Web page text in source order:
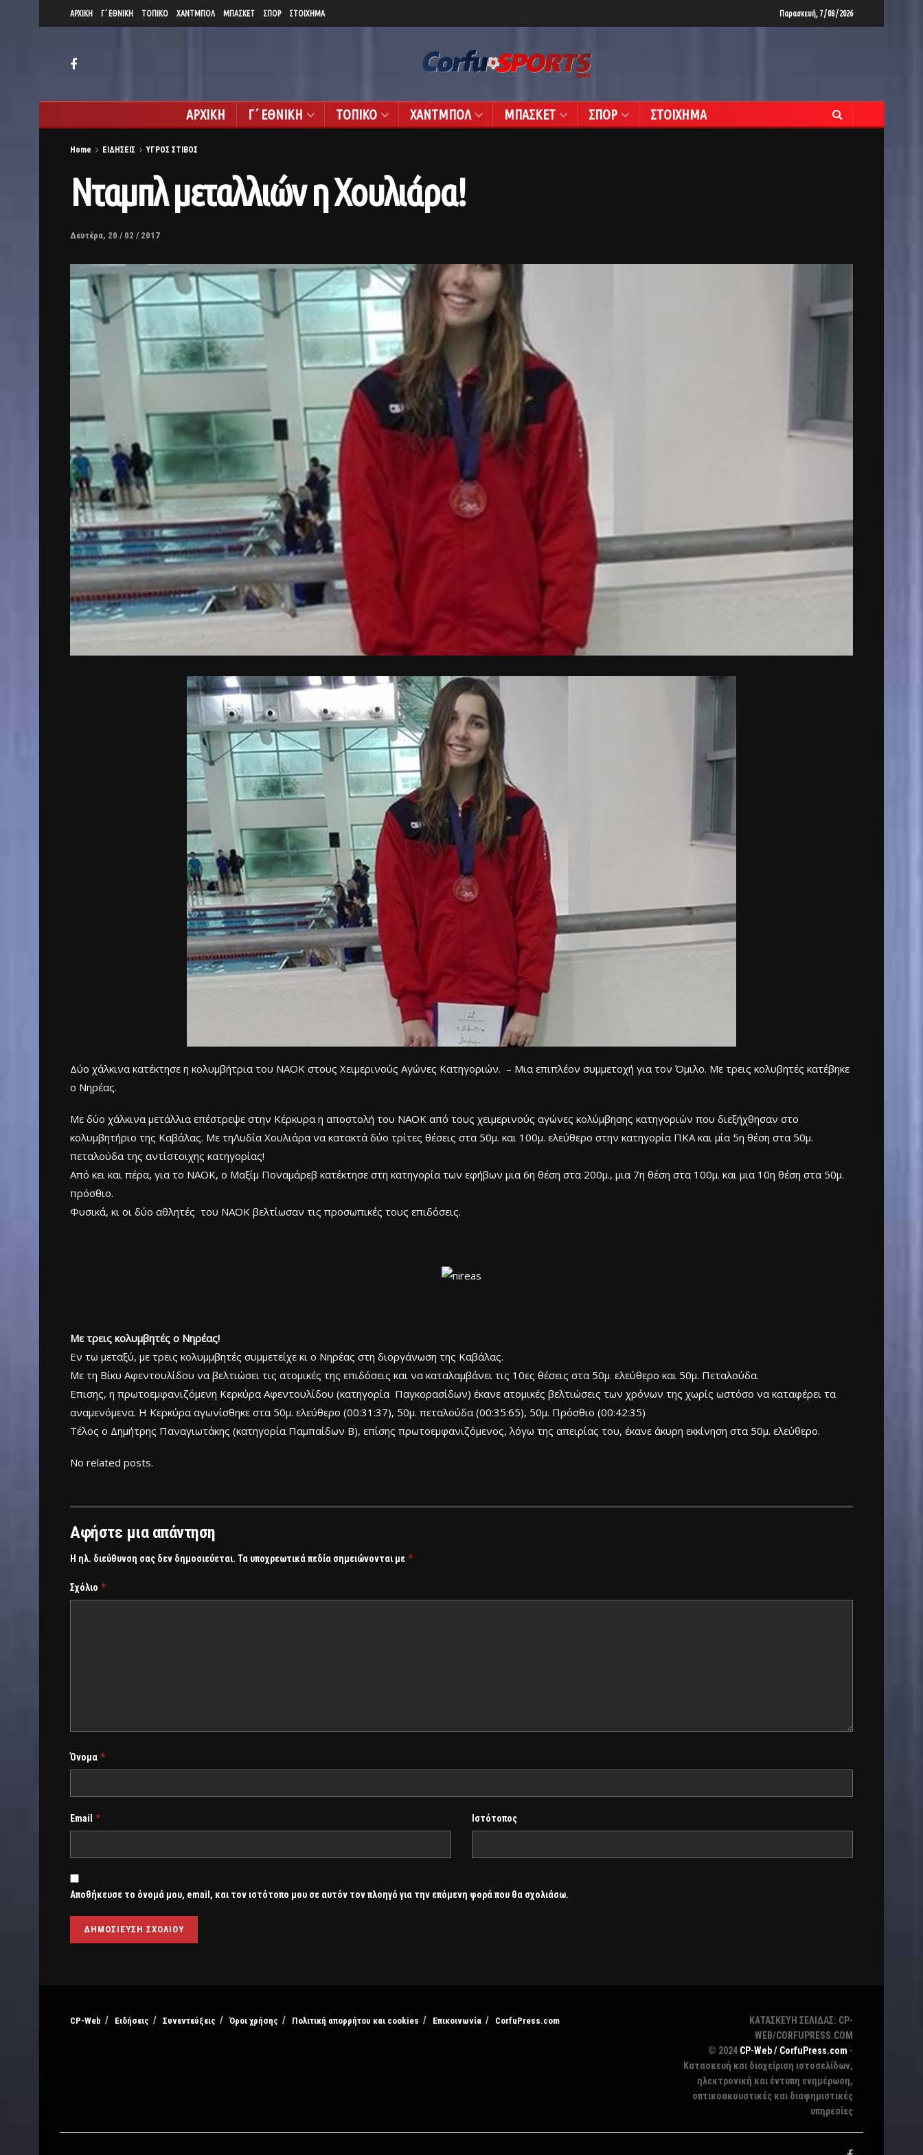
ΑΡΧΙΚΗ Γ΄ ΕΘΝΙΚΗ ΤΟΠΙΚΟ ΧΑΝΤΜΠΟΛ ΜΠΑΣΚΕΤ ΣΠΟΡ ΣΤΟΙΧΗΜΑ Παρασκευή, 7 / 08 / 2026
ΑΡΧΙΚΗ Γ΄ ΕΘΝΙΚΗ ΤΟΠΙΚΟ ΧΑΝΤΜΠΟΛ ΜΠΑΣΚΕΤ ΣΠΟΡ ΣΤΟΙΧΗΜΑ
Home ΕΙΔΗΣΕΙΣ ΥΓΡΟΣ ΣΤΙΒΟΣ
Νταμπλ μεταλλιών η Χουλιάρα!
Δευτέρα, 20 / 02 / 2017
Δύο χάλκινα κατέκτησε η κολυμβήτρια του ΝΑΟΚ στους Χειμερινούς Αγώνες Κατηγοριών. – Μια επιπλέον συμμετοχή για τον Όμιλο. Με τρεις κολυβητές κατέβηκε
ο Νηρέας.
Με δύο χάλκινα μετάλλια επέστρεψε στην Κέρκυρα η αποστολή του ΝΑΟΚ από τους χειμερινούς αγώνες κολύμβησης κατηγοριών που διεξήχθησαν στο
κολυμβητήριο της Καβάλας. Με τηΛυδία Χουλιάρα να κατακτά δύο τρίτες θέσεις στα 50μ. και 100μ. ελεύθερο στην κατηγορία ΠΚΑ και μία 5η θέση στα 50μ.
πεταλούδα της αντίστοιχης κατηγορίας!
Από κει και πέρα, για το ΝΑΟΚ, ο Μαξίμ Ποναμάρεβ κατέκτησε στη κατηγορία των εφήβων μια 6η θέση στα 200μ., μια 7η θέση στα 100μ. και μια 10η θέση στα 50μ.
πρόσθιο.
Φυσικά, κι οι δύο αθλητές του ΝΑΟΚ βελτίωσαν τις προσωπικές τους επιδόσεις.
Mε τρεις κολυμβητές ο Νηρέας!
Εν τω μεταξύ, με τρεις κολυμμβητές συμμετείχε κι ο Νηρέας στη διοργάνωση της Καβάλας.
Με τη Βίκυ Αφεντουλίδου να βελτιώσει τις ατομικές της επιδόσεις και να καταλαμβάνει τις 10ες θέσεις στα 50μ. ελεύθερο και 50μ. Πεταλούδα.
Επισης, η πρωτοεμφανιζόμενη Κερκύρα Αφεντουλίδου (κατηγορία Παγκορασίδων) έκανε ατομικές βελτιώσεις των χρόνων της χωρίς ωστόσο να καταφέρει τα
αναμενόμενα. Η Κερκύρα αγωνίσθηκε στα 50μ. ελεύθερο (00:31:37), 50μ. πεταλούδα (00:35:65), 50μ. Πρόσθιο (00:42:35)
Τέλος ο Δημήτρης Παναγιωτάκης (κατηγορία Παμπαίδων Β), επίσης πρωτοεμφανιζόμενος, λόγω της απειρίας του, έκανε άκυρη εκκίνηση στα 50μ. ελεύθερο.
No related posts.
Αφήστε μια απάντηση
Η ηλ. διεύθυνση σας δεν δημοσιεύεται. Τα υποχρεωτικά πεδία σημειώνονται με *
Σχόλιο *
Όνομα *
Email * Ιστότοπος
Αποθήκευσε το όνομά μου, email, και τον ιστότοπο μου σε αυτόν τον πλοηγό για την επόμενη φορά που θα σχολιάσω.
CP-Web Ειδήσεις Συνεντεύξεις Όροι χρήσης Πολιτική απορρήτου και cookies Επικοινωνία CorfuPress.com
ΚΑΤΑΣΚΕΥΗ ΣΕΛΙΔΑΣ: CP-
WEB/CORFUPRESS.COM
© 2024 CP-Web / CorfuPress.com -
Κατασκευή και διαχείριση ιστοσελίδων,
ηλεκτρονική και έντυπη ενημέρωση,
οπτικοακουστικές και διαφημιστικές
υπηρεσίες